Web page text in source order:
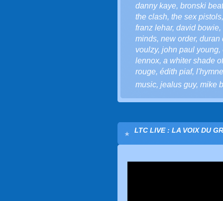
danny kaye, bronski
the clash, the sex pistols
franz lehar, david bowie,
minds, new order, duran
voulzy, john paul young,
lennox, a whiter shade
rouge, édith piaf,
music, jealus guy, mike
LTC LIVE : LA VOIX DU